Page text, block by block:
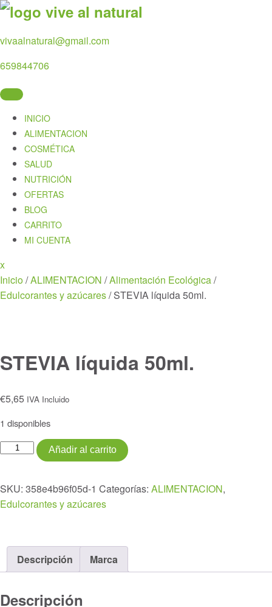
Skip
content
vivaalnatural@gmail.com
659844706
INICIO
ALIMENTACION
COSMÉTICA
SALUD
NUTRICIÓN
OFERTAS
BLOG
CARRITO
MI CUENTA
xClose
Menu
Inicio/ALIMENTACION /Alimentación Ecológica/
Edulcorantes y azúcares/ STEVIA líquida 50ml.
STEVIA líquida 50ml.
€5,65 IVA Incluido
1 disponibles
STEVIA
cantidad
Añadir al carrito
SKU: 358e4b96f05d-1 Categorías: ALIMENTACION,
Edulcorantes y azúcares
Descripción Marca
Descripción